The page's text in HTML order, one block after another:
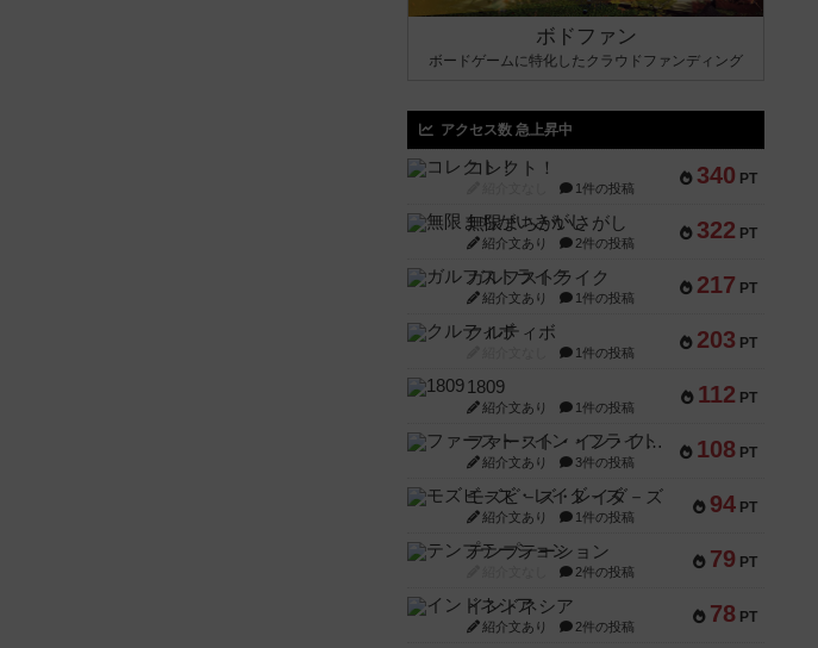
ボドファン
ボードゲームに特化したクラウドファンディング
アクセス数 急上昇中
340 PT
コレクト！
1件の投稿
322 PT
無限まちがいさがし
紹介文あり 2件の投稿
217 PT
ガルフストライク
紹介文あり 1件の投稿
203 PT
クルティボ
1件の投稿
112 PT
1809
紹介文あり 1件の投稿
108 PT
ファースト・イン・フライト
紹介文あり 3件の投稿
94 PT
モズビ－ズ・レイダ－ズ
紹介文あり 1件の投稿
79 PT
テンプテーション
2件の投稿
78 PT
インドネシア
紹介文あり 2件の投稿